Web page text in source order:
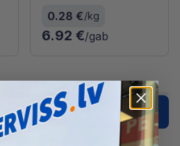
0.28 €/kg
6.92 €/gab
produktiem
Rādīt vairāk
2 Nākošā